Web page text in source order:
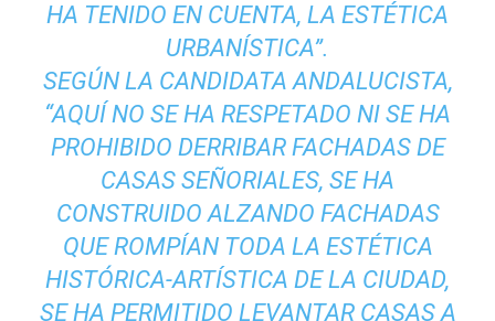
HA TENIDO EN CUENTA, LA ESTÉTICA
URBANÍSTICA”.
SEGÚN LA CANDIDATA ANDALUCISTA,
“AQUÍ NO SE HA RESPETADO NI SE HA
PROHIBIDO DERRIBAR FACHADAS DE
CASAS SEÑORIALES, SE HA
CONSTRUIDO ALZANDO FACHADAS
QUE ROMPÍAN TODA LA ESTÉTICA
HISTÓRICA-ARTÍSTICA DE LA CIUDAD,
SE HA PERMITIDO LEVANTAR CASAS A